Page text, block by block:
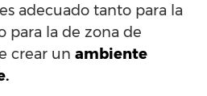
adecuado tanto para la
para la de zona de
crear un ambiente